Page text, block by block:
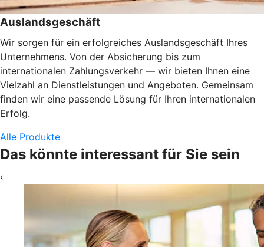
Auslandsgeschäft
Wir sorgen für ein erfolgreiches Auslandsgeschäft Ihres
Unternehmens. Von der Absicherung bis zum
internationalen Zahlungsverkehr — wir bieten Ihnen eine
Vielzahl an Dienstleistungen und Angeboten. Gemeinsam
finden wir eine passende Lösung für Ihren internationalen
Erfolg.
Alle Produkte
Das könnte interessant für Sie sein
‹